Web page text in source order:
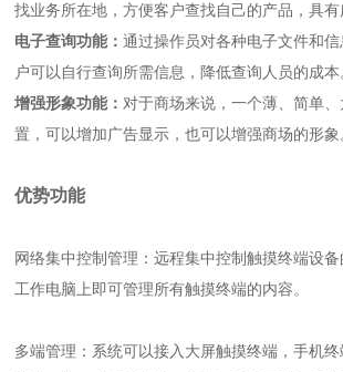
找业务所在地，方便客户查找自己的产品，具有
电子查询功能：通过操作员对各种电子文件和
户可以自行查询所需信息，降低查询人员的成本
增强形象功能：对于商场来说，一个薄、简单
置，可以增加广告显示，也可以增强商场的形象
优势功能
网络集中控制管理：远程集中控制触摸终端设
工作电脑上即可管理所有触摸终端的内容。
多端管理：系统可以接入大屏触摸终端，手机